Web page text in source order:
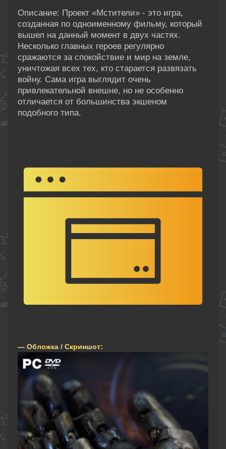
Описание: Проект «Мстители» - это игра,
созданная по одноименному фильму, который
вышел на данный момент в двух частях.
Несколько главных героев регулярно
сражаются за спокойствие и мир на земле,
уничтожая всех тех, кто старается развязать
войну. Сама игра выглядит очень
привлекательной внешне, но не особенно
отличается от большинства экшеном
подобного типа.
— Обложка / Скриншот: